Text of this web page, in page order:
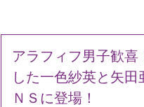
アラフィフ男子歓
した一色紗英と矢
ＮＳに登場！